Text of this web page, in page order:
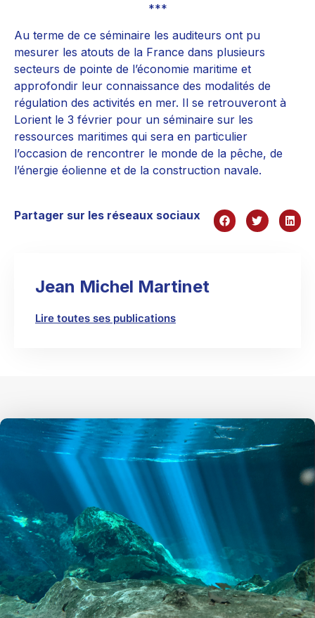
***
Au terme de ce séminaire les auditeurs ont pu
mesurer les atouts de la France dans plusieurs
secteurs de pointe de l’économie maritime et
approfondir leur connaissance des modalités de
régulation des activités en mer. Il se retrouveront à
Lorient le 3 février pour un séminaire sur les
ressources maritimes qui sera en particulier
l’occasion de rencontrer le monde de la pêche, de
l’énergie éolienne et de la construction navale.
Partager sur les réseaux sociaux
Jean Michel Martinet
Lire toutes ses publications